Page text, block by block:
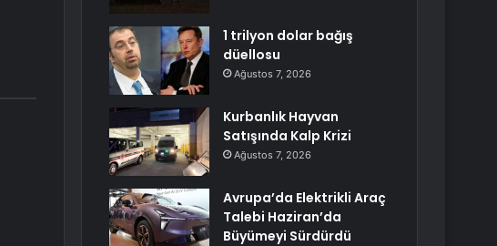
1 trilyon dolar bağış
düellosu
Ağustos 7, 2026
Kurbanlık Hayvan
Satışında Kalp Krizi
Ağustos 7, 2026
Avrupa’da Elektrikli Araç
Talebi Haziran’da
Büyümeyi Sürdürdü